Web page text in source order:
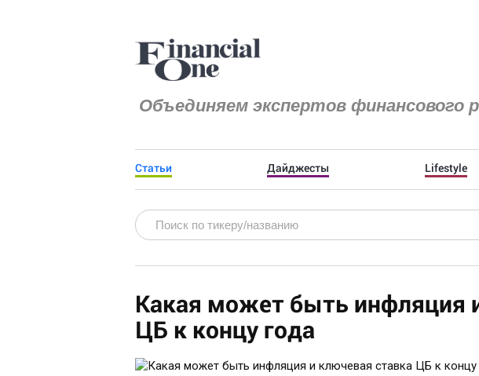
Объединяем экспертов финансового
Статьи Дайджесты Lifestyle
Какая может быть инфляция
ЦБ к концу года